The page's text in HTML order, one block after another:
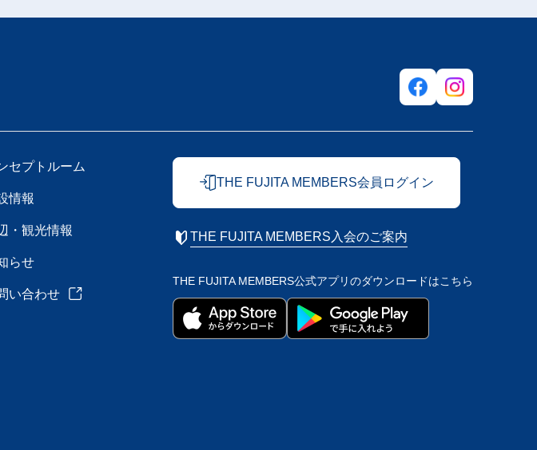
セプトルーム
情報
・観光情報
らせ
い合わせ
THE FUJITA MEMBERS会員ログイン
THE FUJITA MEMBERS入会のご案内
THE FUJITA MEMBERS公式アプリのダウンロードはこちら